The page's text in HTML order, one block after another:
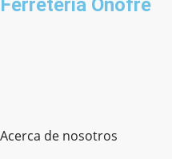
Ferreteria Onofre
Acerca de nosotros